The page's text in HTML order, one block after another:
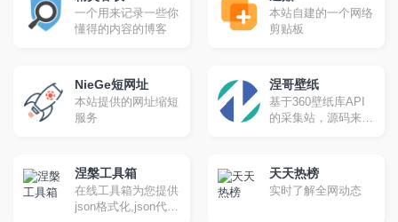
一个用来记录一些你
懂得的内容的博客
本站自建的一个网络
剪贴板
NieGe短网址
本站提供的网址缩短
服务
涅哥壁纸
基于360壁纸库API
的采集站，源码来自
涅槃工具箱
在线工具箱为您提供
json格式化,json代码
天天热榜
实时了解全网动态